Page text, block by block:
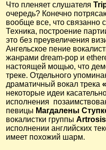
Что пленяет слушателя
очередь? Конечно
вообще все, что связанно
Техника, построение
это без преувеличения
Ангельское пение
жанрами dream-pop и
настоящей мощью, что
треке. Отдельного
драматичный вокал трека
некоторые идеи
исполнения
певицы Магдалены
вокалистки группы Artrosis
исполнении английских
имеет похожий шарм.